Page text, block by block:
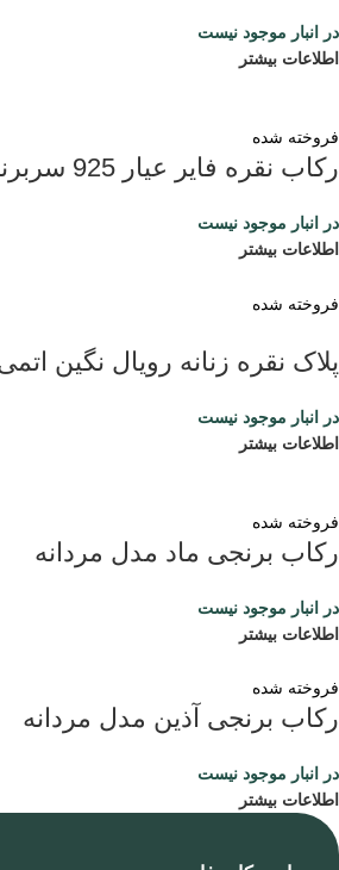
در انبار موجود نیست
اطلاعات بیشتر
فروخته شده
رکاب نقره فایر عیار 925 سربرنجی
در انبار موجود نیست
اطلاعات بیشتر
فروخته شده
پلاک نقره زنانه رویال نگین اتمی
در انبار موجود نیست
اطلاعات بیشتر
فروخته شده
رکاب برنجی ماد مدل مردانه
در انبار موجود نیست
اطلاعات بیشتر
فروخته شده
رکاب برنجی آذین مدل مردانه
در انبار موجود نیست
اطلاعات بیشتر